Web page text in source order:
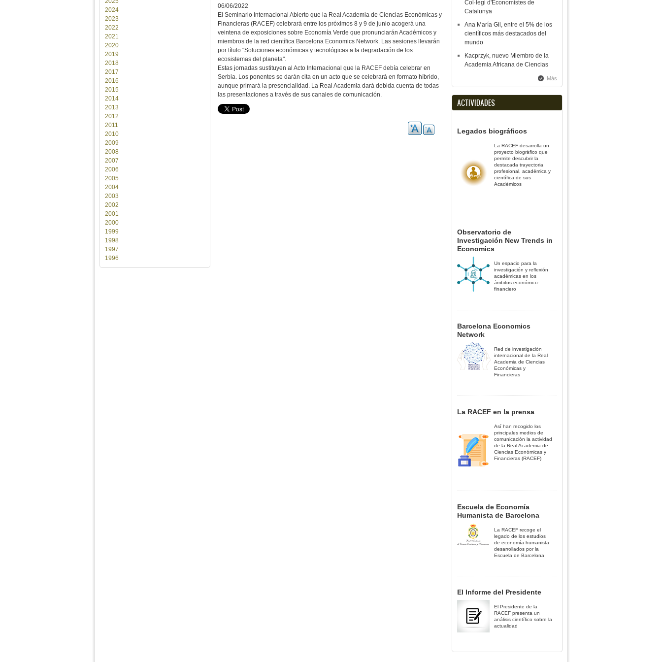
06/06/2022
El Seminario Internacional Abierto que la Real Academia de Ciencias Económicas y
Financieras (RACEF) celebrará entre los próximos 8 y 9 de junio acogerá una
veintena de exposiciones sobre Economía Verde que pronunciarán Académicos y
miembros de la red científica Barcelona Economics Network. Las sesiones llevarán
por título "Soluciones económicas y tecnológicas a la degradación de los
ecosistemas del planeta".
Estas jornadas sustituyen al Acto Internacional que la RACEF debía celebrar en
Serbia. Los ponentes se darán cita en un acto que se celebrará en formato híbrido,
aunque primará la presencialidad. La Real Academia dará debida cuenta de todas
las presentaciones a través de sus canales de comunicación.
2024
2023
2022
2021
2020
2019
2018
2017
2016
2015
2014
2013
2012
2011
2010
2009
2008
2007
2006
2005
2004
2003
2002
2001
2000
1999
1998
1997
1996
Col·legi d'Economistes de
Catalunya
Ana María Gil, entre el 5% de los
científicos más destacados del
mundo
Kacprzyk, nuevo Miembro de la
Academia Africana de Ciencias
Más
ACTIVIDADES
Legados biográficos
La RACEF desarrolla un
proyecto biográfico que
permite descubrir la
destacada trayectoria
profesional, académica y
científica de sus
Académicos
Observatorio de
Investigación New Trends in
Economics
Un espacio para la
investigación y reflexión
académicas en los
ámbitos económico-
financiero
Barcelona Economics
Network
Red de investigación
internacional de la Real
Academia de Ciencias
Económicas y
Financieras
La RACEF en la prensa
Así han recogido los
principales medios de
comunicación la actividad
de la Real Academia de
Ciencias Económicas y
Financieras (RACEF)
Escuela de Economía
Humanista de Barcelona
La RACEF recoge el
legado de los estudios
de economía humanista
desarrollados por la
Escuela de Barcelona
El Informe del Presidente
El Presidente de la
RACEF presenta un
análisis científico sobre la
actualidad